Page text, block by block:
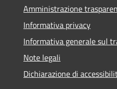
Amministrazione
Informativa privacy
Informativa generale sul
Note legali
Dichiarazione di